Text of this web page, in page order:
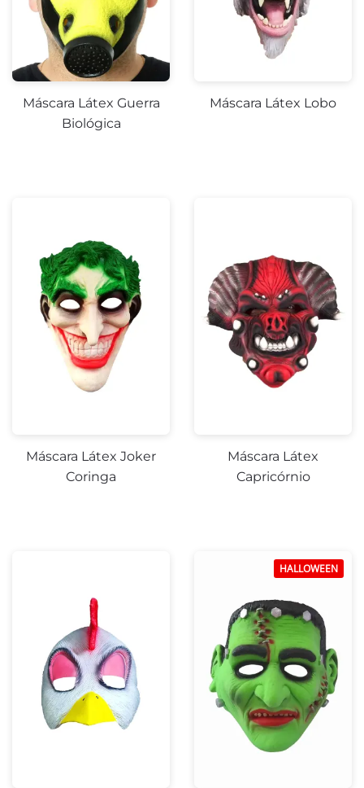
Máscara Látex Guerra
Biológica
Máscara Látex Lobo
Máscara Látex Joker
Coringa
Máscara Látex
Capricórnio
HALLOWEEN